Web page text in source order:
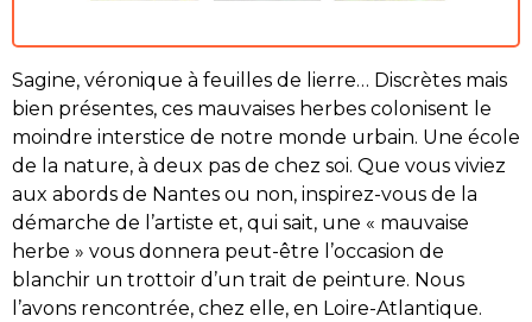
Sagine, véronique à feuilles de lierre… Discrètes mais
bien présentes, ces mauvaises herbes colonisent le
moindre interstice de notre monde urbain. Une école
de la nature, à deux pas de chez soi. Que vous viviez
aux abords de Nantes ou non, inspirez-vous de la
démarche de l’artiste et, qui sait, une « mauvaise
herbe » vous donnera peut-être l’occasion de
blanchir un trottoir d’un trait de peinture. Nous
l’avons rencontrée, chez elle, en Loire-Atlantique.